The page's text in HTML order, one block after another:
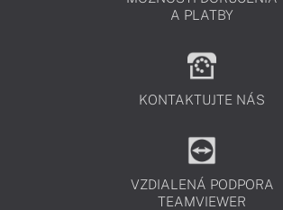
A PLATBY
KONTAKTUJTE NÁS
VZDIALENÁ PODPORA
TEAMVIEWER